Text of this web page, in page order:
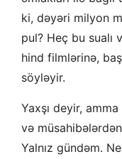
ki, dəyəri milyon
pul? Heç bu sualı
hind filmlərinə,
söyləyir.
Yaxşı deyir,
və
Yalnız gündəm.